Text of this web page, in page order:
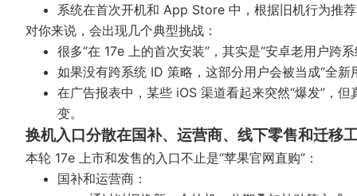
系统在首次开机和 App Store 中，根据旧机行为推
对你来说，会出现几个典型挑战：
很多“在 17e 上的首次安装”，其实是“安卓老用户跨
如果没有跨系统 ID 策略，这部分用户会被当成“全新
在广告报表中，某些 iOS 渠道看起来突然“爆发”，
变。
换机入口分散在国补、运营商、线下零售和迁移
本轮 17e 上市和发售的入口不止是“苹果官网直购”：
国补和运营商：